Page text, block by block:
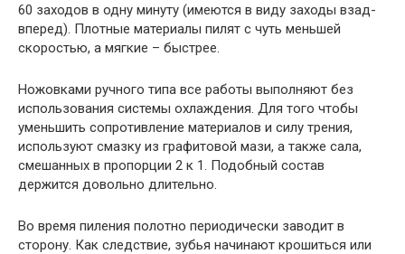
60 заходов в одну минуту (имеются в виду заходы взад-
вперед). Плотные материалы пилят с чуть меньшей
скоростью, а мягкие – быстрее.
Ножовками ручного типа все работы выполняют без
использования системы охлаждения. Для того чтобы
уменьшить сопротивление материалов и силу трения,
используют смазку из графитовой мази, а также сала,
смешанных в пропорции 2 к 1. Подобный состав
держится довольно длительно.
Во время пиления полотно периодически заводит в
сторону. Как следствие, зубья начинают крошиться или